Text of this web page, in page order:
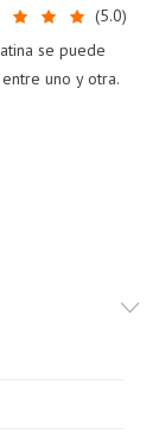
(5.0)
se puede
uno y otra.